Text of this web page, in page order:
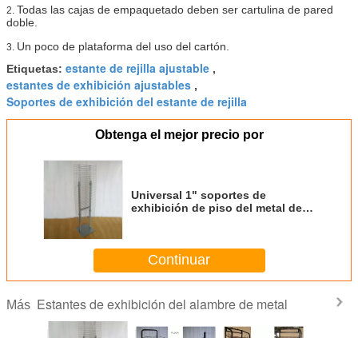
2. Todas las cajas de empaquetado deben ser cartulina de pared
doble.
3. Un poco de plataforma del uso del cartón.
Etiquetas: estante de rejilla ajustable ,
estantes de exhibición ajustables ,
Soportes de exhibición del estante de rejilla
Obtenga el mejor precio por
Universal 1" soportes de
exhibición de piso del metal del
Continuar
Más Estantes de exhibición del alambre de metal